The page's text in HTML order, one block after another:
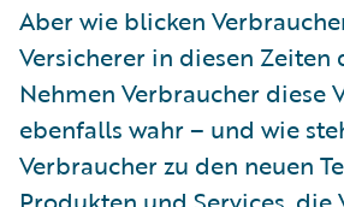
Aber wie blicken
Versicherer in diesen Zeiten
Nehmen Verbraucher diese
ebenfalls wahr – und wie
Verbraucher zu den neuen